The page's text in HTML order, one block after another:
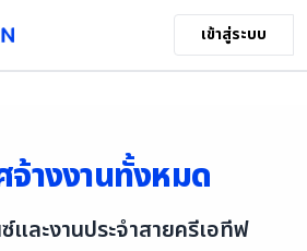
เข้าสู่ระบบ
จ้างงานทั้งหมด
และงานประจำสายครีเอทีฟ